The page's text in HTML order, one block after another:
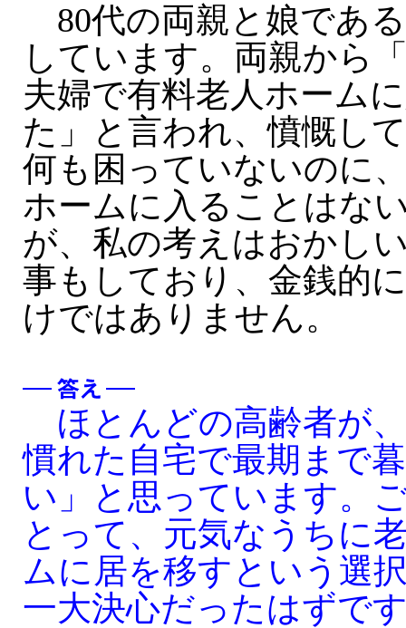
80代の両親と娘であ
しています。両親から
夫婦で有料老人ホーム
た」と言われ、憤慨し
何も困っていないのに
ホームに入ることはな
が、私の考えはおかし
事もしており、金銭的
けではありません。
ほとんどの高齢者が
慣れた自宅で最期まで
い」と思っています。
とって、元気なうちに
ムに居を移すという選
一大決心だったはずで